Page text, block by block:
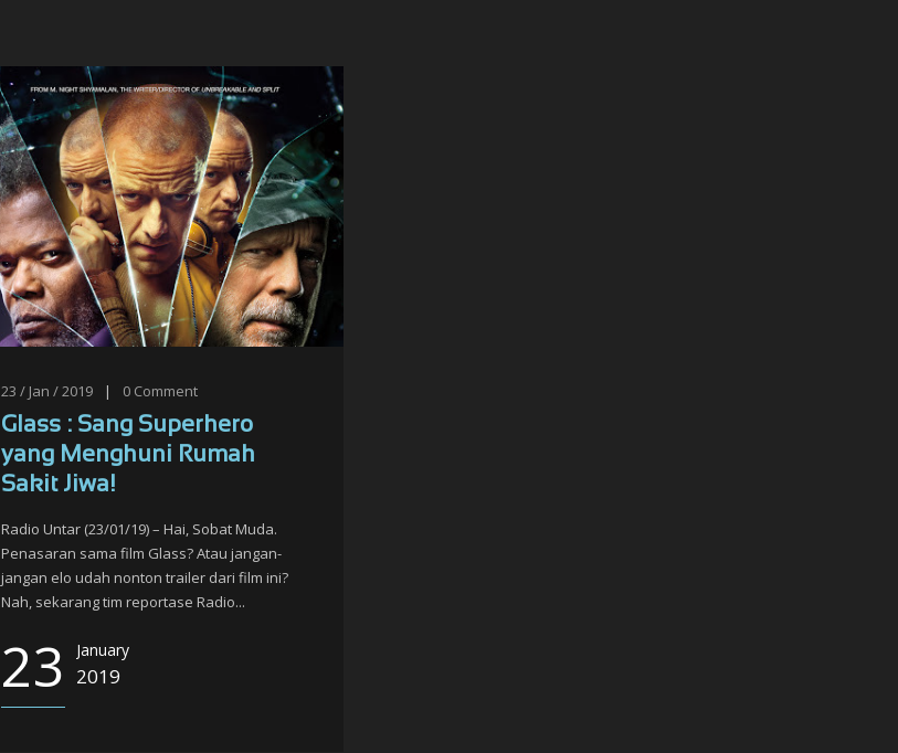
23 / Jan / 2019 | 0 Comment
Glass : Sang Superhero
yang Menghuni Rumah
Sakit Jiwa!
Radio Untar (23/01/19) – Hai, Sobat Muda.
Penasaran sama film Glass? Atau jangan-
jangan elo udah nonton trailer dari film ini?
Nah, sekarang tim reportase Radio...
23 January
2019